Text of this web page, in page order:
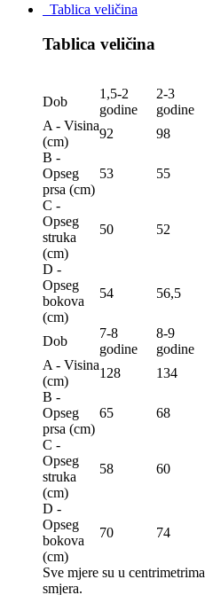
Tablica veličina
Tablica veličina
Dob
1,5-2
godine
2-3
godine
A - Visina
(сm)
92 98
B -
Opseg
prsa (сm)
53 55
C -
Opseg
struka
(сm)
50 52
D -
Opseg
bokova
(сm)
54 56,5
Dob
7-8
godine
8-9
godine
A - Visina
(сm)
128 134
B -
Opseg
prsa (сm)
65 68
C -
Opseg
struka
(сm)
58 60
D -
Opseg
bokova
(сm)
70 74
Sve mjere su u centrimetrima
smjera.